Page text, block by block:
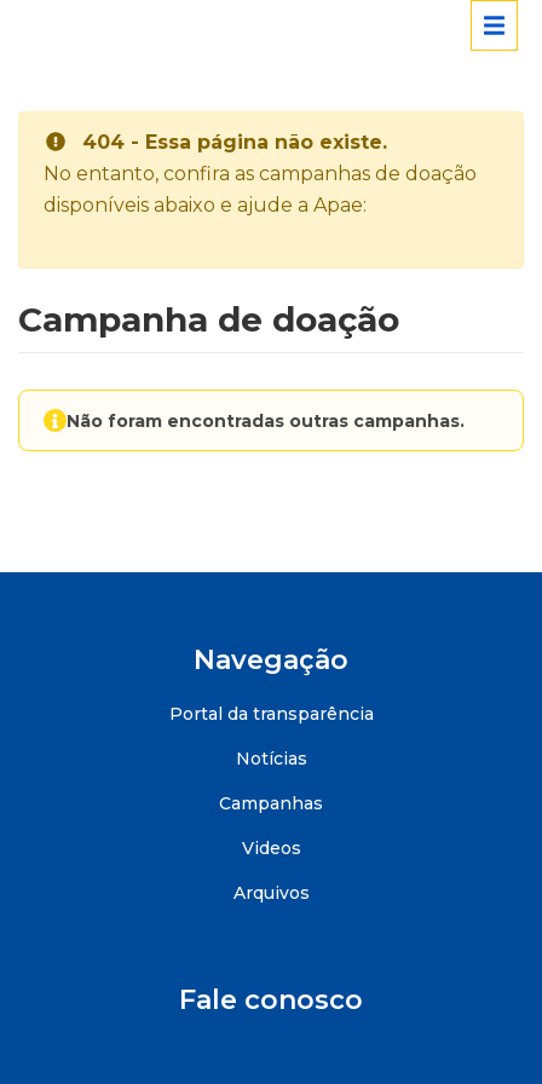
404 - Essa página não existe.
No entanto, confira as campanhas de doação
disponíveis abaixo e ajude a Apae:
Campanha de doação
Não foram encontradas outras campanhas.
Navegação
Portal da transparência
Notícias
Campanhas
Videos
Arquivos
Fale conosco